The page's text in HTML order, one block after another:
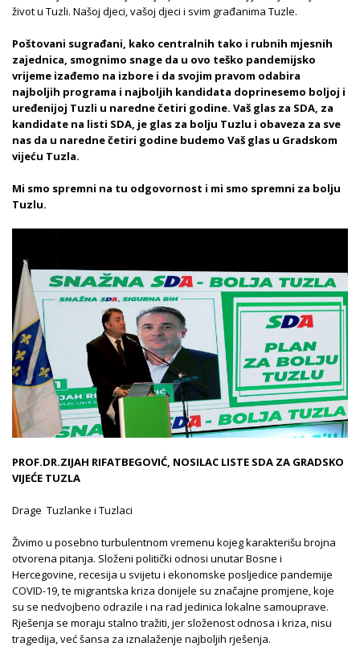
život u Tuzli. Našoj djeci, vašoj djeci i svim građanima Tuzle.
Poštovani sugrađani, kako centralnih tako i rubnih mjesnih
zajednica, smognimo snage da u ovo teško pandemijsko
vrijeme izađemo na izbore i da svojim pravom odabira
najboljih programa i najboljih kandidata doprinesemo boljoj i
uređenijoj Tuzli u naredne četiri godine. Vaš glas za SDA, za
kandidate na listi SDA, je glas za bolju Tuzlu i obaveza za sve
nas da u naredne četiri godine budemo Vaš glas u Gradskom
vijeću Tuzla.
Mi smo spremni na tu odgovornost i mi smo spremni za bolju
Tuzlu.
PROF.DR.ZIJAH RIFATBEGOVIĆ, NOSILAC LISTE SDA ZA GRADSKO
VIJEĆE TUZLA
Drage Tuzlanke i Tuzlaci
Živimo u posebno turbulentnom vremenu kojeg karakterišu brojna
otvorena pitanja. Složeni politički odnosi unutar Bosne i
Hercegovine, recesija u svijetu i ekonomske posljedice pandemije
COVID-19, te migrantska kriza donijele su značajne promjene, koje
su se nedvojbeno odrazile i na rad jedinica lokalne samouprave.
Rješenja se moraju stalno tražiti, jer složenost odnosa i kriza, nisu
tragedija, već šansa za iznalaženje najboljih rješenja.